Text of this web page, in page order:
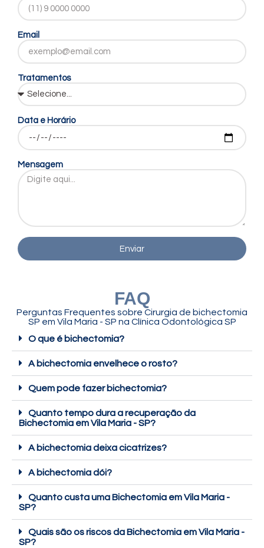
Email
Tratamentos
Data e Horário
Mensagem
Enviar
FAQ
Perguntas Frequentes sobre Cirurgia de bichectomia
SP em Vila Maria - SP na Clínica Odontológica SP
O que é bichectomia?
A bichectomia envelhece o rosto?
Quem pode fazer bichectomia?
Quanto tempo dura a recuperação da
Bichectomia em Vila Maria - SP?
A bichectomia deixa cicatrizes?
A bichectomia dói?
Quanto custa uma Bichectomia em Vila Maria -
SP?
Quais são os riscos da Bichectomia em Vila Maria -
SP?